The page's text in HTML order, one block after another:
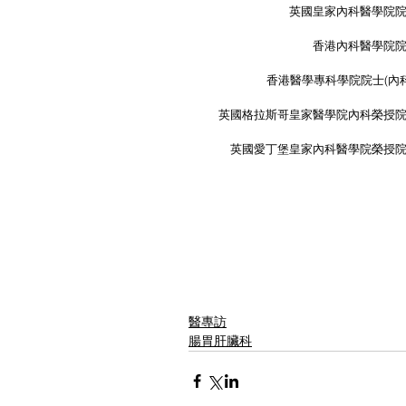
英國皇家內科醫學院
香港內科醫學院
香港醫學專科學院院士(內
英國格拉斯哥皇家醫學院內科榮授
英國愛丁堡皇家內科醫學院榮授
醫專訪
腸胃肝臟科